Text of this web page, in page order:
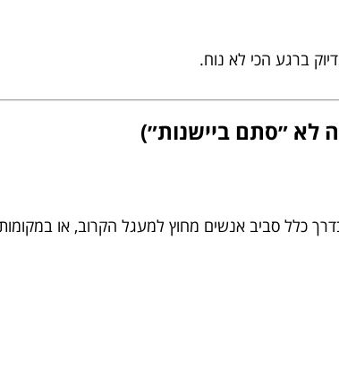
ברגע הכי לא נוח.
לא ״סתם ביישנות״)
כלל סביב אנשים מחוץ למעגל הקרוב, או